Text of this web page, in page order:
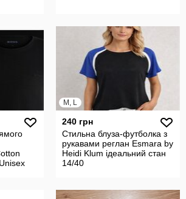
M, L
240 грн
Стильна блуза-футболка з
рукавами реглан Esmara by
Heidi Klum ідеальний стан
14/40